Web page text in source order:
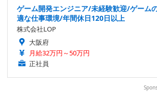
ゲーム開発エンジニア/未経験歓迎/ゲーム
適な仕事環境/年間休日120日以上
株式会社LOP
大阪府
月給32万円～50万円
正社員